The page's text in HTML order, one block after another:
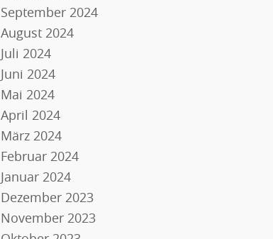
September 2024
August 2024
Juli 2024
Juni 2024
Mai 2024
April 2024
März 2024
Februar 2024
Januar 2024
Dezember 2023
November 2023